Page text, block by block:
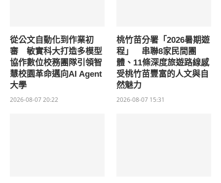
從公文自動化到作業初
審 敏實科大打造多模型
協作數位校務團隊引領智
慧校園革命邁向AI Agent
大學
2026-08-07 20:22
桃竹苗分署「2026暑期遊
程」 串聯8家民間團
體、11條深度旅遊路線感
受桃竹苗豐富的人文與自
然魅力
2026-08-07 15:31